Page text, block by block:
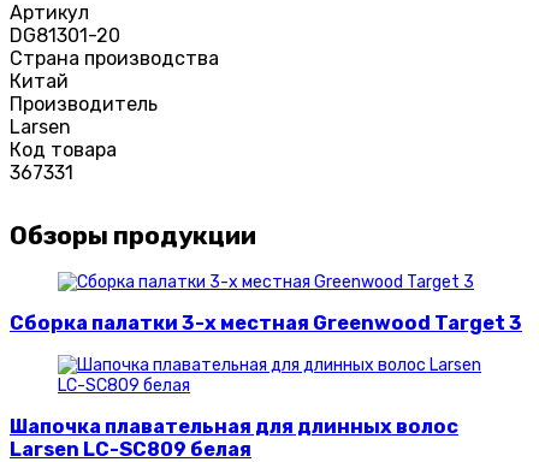
Артикул
DG81301-20
Страна производства
Китай
Производитель
Larsen
Код товара
367331
Обзоры продукции
Сборка палатки 3-х местная Greenwood Target 3
Шапочка плавательная для длинных волос
Larsen LC-SC809 белая